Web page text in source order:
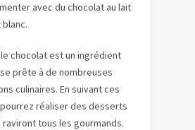
avec du chocolat au lait
chocolat est un ingrédient
prête à de nombreuses
culinaires. En suivant ces
réaliser des desserts
tous les gourmands.